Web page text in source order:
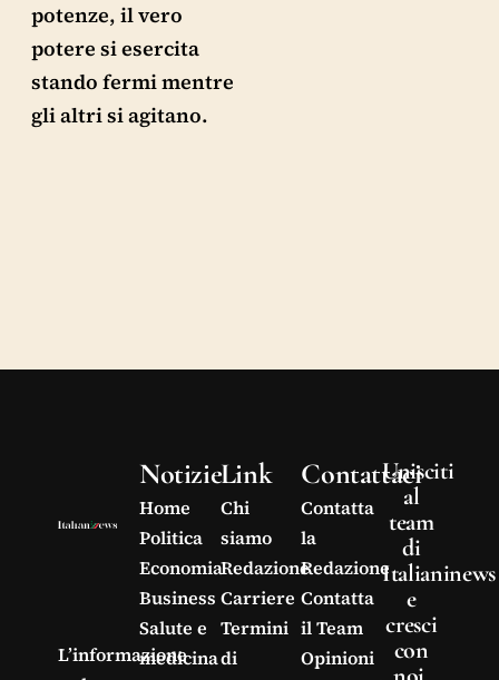
potenze, il vero
potere si esercita
stando fermi mentre
gli altri si agitano.
L’informazione
Notizie
Home
Politica
Economia
Business
Salute e
medicina
Link
Chi
siamo
Redazione
Carriere
Termini
di
Contattaci
Contatta
la
Redazione
Contatta
il Team
Opinioni
Unisciti
al
team
di
Italianinews
e
cresci
con